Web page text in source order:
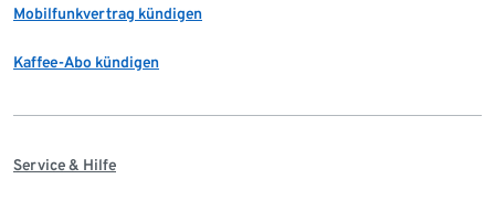
Mobilfunkvertrag kündigen
Kaffee-Abo kündigen
Service & Hilfe